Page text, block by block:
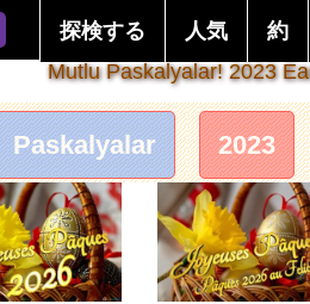
探検する 人気 約
Mutlu Paskalyalar! 2023
Paskalyalar 2023